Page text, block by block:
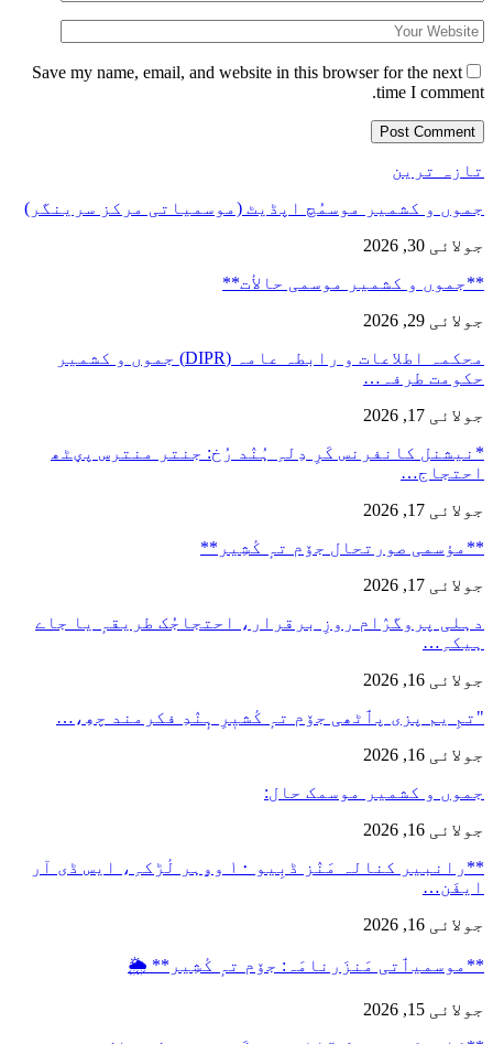
Save my name, email, and website in this browser for the next
time I comment.
تازہ ترین
جموں و کشمیر موسمُچ اپڈیٹ (موسمیاتی مرکز سرینگر)
جولائی 30, 2026
**جموں و كشمیر موسمی حالأت**
جولائی 29, 2026
محکمہ اطلاعات و رابطہ عامہ (DIPR) جموں و کشمیر
حکومت طرفہ…
جولائی 17, 2026
*نیشنل کانفرنس کَرِ دِلہِ ہُنٛد رُخ: جنتر منترس پؠٹھ
احتجاج…
جولائی 17, 2026
**مؤسمی صورتحال جۆم تہٕ کٔشِیر**
جولائی 17, 2026
دہلی پروگرٛام روزِ برقرار، احتجاجُک طریقہٕ یا جاے
ہیکہِ…
جولائی 16, 2026
"تمِ یم پزی پٲٹھی جۆم تہٕ کٔشیٖرِ ہٕنٛدِ فکرمند چھِ،…
جولائی 16, 2026
جموں و کشمیر موسمک حال:
جولائی 16, 2026
**رانبیر کنالہ مَنٛز ڈبِیو ۱۰ وۄہر لٔڑکہِ، ایس ڈی آر
ایفَن…
جولائی 16, 2026
**موسمیٲتی مَنزَرنامَہ: جۆم تہٕ کٔشِیر** 🌦️
جولائی 15, 2026